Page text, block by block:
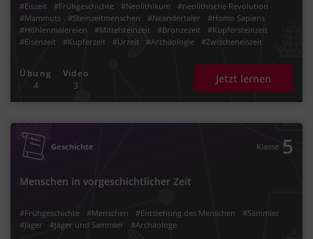
#Eiszeit #Frühgeschichte #Neolithikum
#neolithische Revolution
#Mammuts
#Steinzeitmenschen #Neandertaler
#Homo Sapiens
#Höhlenmalereien
#Mittelsteinzeit #Bronzezeit
#Kupfersteinzeit
#Eisenzeit
#Kupferzeit #Urzeit #Archäologie
#Zwischeneiszeit
#Menschheitsgeschichte
#Steinzeit
#Feuerbeherrschung
#Entwicklung
#Landwirtschaft
#Bevölkerungswachstum
#Stamm
#Pfeil und Bogen #vor Christus #jagen
#sammeln
#Faustkeil
#Metallbearbeitung #Epochenwandel
#Metallsteinzeit
#Metallzeit
Übung
4
Video
3
Jetzt lernen
Geschichte Klasse 5
Menschen in vorgeschichtlicher Zeit
#Frühgeschichte #Menschen #Entstehung des Menschen
#Sammler
#Jäger
#Jäger und Sammler #Archäologe